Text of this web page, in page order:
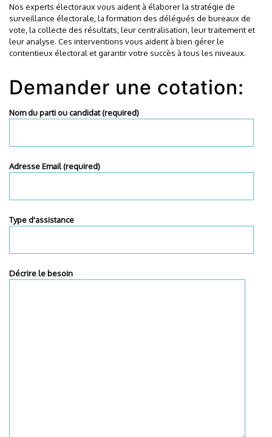
Nos experts électoraux vous aident à élaborer la stratégie de
surveillance électorale, la formation des délégués de bureaux de
vote, la collecte des résultats, leur centralisation, leur traitement et
leur analyse. Ces interventions vous aident à bien gérer le
contentieux électoral et garantir votre succès à tous les niveaux.
Demander une cotation:
Nom du parti ou candidat (required)
Adresse Email (required)
Type d'assistance
Décrire le besoin